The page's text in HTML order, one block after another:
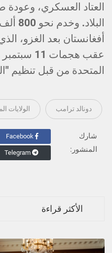
العتاد العسكري، وعودة
أفغانستان بعد الغزو،
المتحدة من قبل تنظيم
دونالد ترامب الولايات
شارك
المنشور:
Telegram
الأكثر قراءة